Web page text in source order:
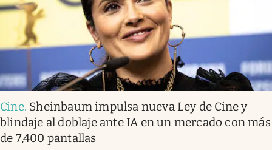
Cine. Sheinbaum impulsa nueva Ley de Cine y
blindaje al doblaje ante IA en un mercado con más
de 7,400 pantallas